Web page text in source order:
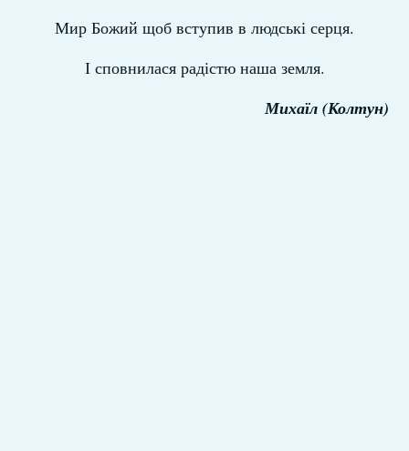
Мир Божий щоб вступив в людські серця.
І сповнилася радістю наша земля.
Михаїл (Колтун)